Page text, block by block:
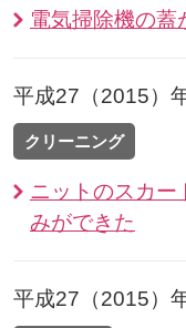
電気掃除機の蓋
平成27（2015）
クリーニング
ニットのスカー
みができた
平成27（2015）